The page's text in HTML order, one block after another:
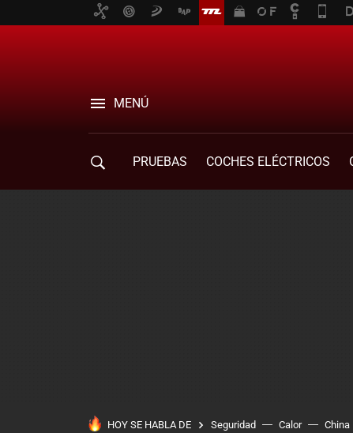
MENÚ
PRUEBAS COCHES ELÉCTRICOS
HOY SE HABLA DE Seguridad Calor China